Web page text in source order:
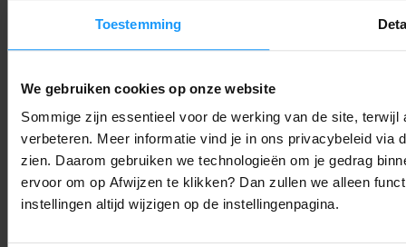
Toestemming
We gebruiken cookies op onze website
Sommige zijn essentieel voor de werking van de site,
verbeteren. Meer informatie vind je in ons privacybeleid via
zien. Daarom gebruiken we technologieën om je gedrag
ervoor om op Afwijzen te klikken? Dan zullen we alleen
instellingen altijd wijzigen op de instellingenpagina.
Trends & Technologie Joshua - 8. augustus 2026
Bijna 6 op de 10 huizen slim in 2029: Dit zijn de smart home
trends voor 2026
Trends & Technologie
LAAD MEER